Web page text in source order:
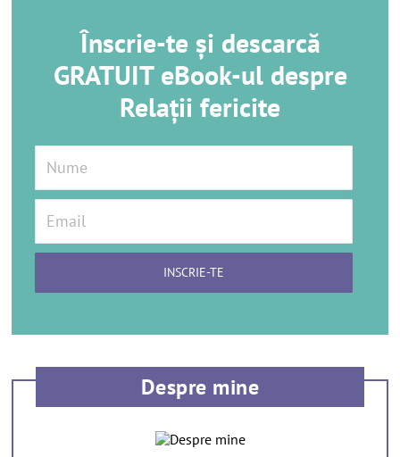
Înscrie-te și descarcă
GRATUIT eBook-ul despre
Relații fericite
Despre mine